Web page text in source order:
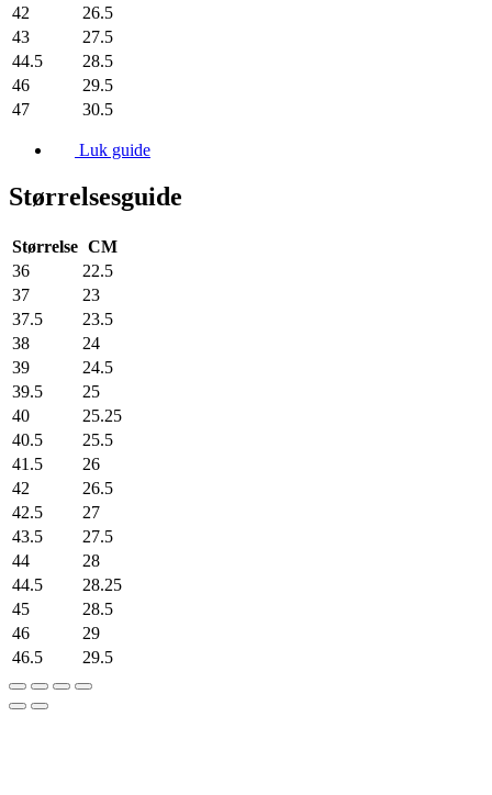
42
26.5
43
27.5
44.5
28.5
46
29.5
47
30.5
Luk guide
Størrelsesguide
Størrelse CM
36
22.5
37
23
37.5
23.5
38
24
39
24.5
39.5
25
40
25.25
40.5
25.5
41.5
26
42
26.5
42.5
27
43.5
27.5
44
28
44.5
28.25
45
28.5
46
29
46.5
29.5